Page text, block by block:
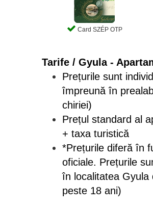
Card SZÉP OTP
Tarife / Gyula -
Prețurile sunt
împreună în
chiriei)
Prețul standard al
+ taxa turistică
*Prețurile diferă în
oficiale. Prețurile
în localitatea Gyula
peste 18 ani)